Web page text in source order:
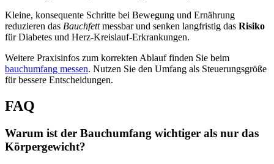
Kleine, konsequente Schritte bei Bewegung und Ernährung
reduzieren das Bauchfettmessbar und senken langfristig das Risiko
für Diabetes und Herz‑Kreislauf‑Erkrankungen.
Weitere Praxisinfos zum korrekten Ablauf finden Sie beim
bauchumfang messen. Nutzen Sie den Umfang als Steuerungsgröße
für bessere Entscheidungen.
FAQ
Warum ist der Bauchumfang wichtiger als nur das
Körpergewicht?